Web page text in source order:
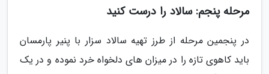
مرحله پنجم: سالاد را درست کنید
در پنجمین مرحله از طرز تهیه سالاد سزار با پنیر پارمسان
باید کاهوی تازه را در میزان های دلخواه خرد نموده و در یک